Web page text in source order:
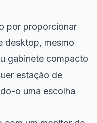
por proporcionar
desktop, mesmo
gabinete compacto
estação de
o uma escolha